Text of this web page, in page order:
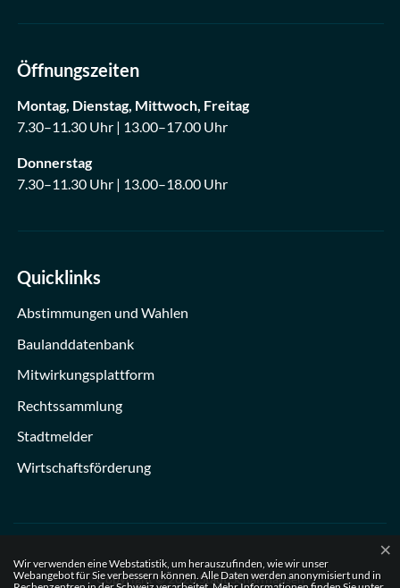
Öffnungszeiten
Montag, Dienstag, Mittwoch, Freitag
7.30–11.30 Uhr | 13.00–17.00 Uhr
Donnerstag
7.30–11.30 Uhr | 13.00–18.00 Uhr
Quicklinks
Abstimmungen und Wahlen
Baulanddatenbank
Mitwirkungsplattform
Rechtssammlung
Stadtmelder
Wirtschaftsförderung
Copyright © 2026 Stadt Schaffhausen
Webstatistik
Wir verwenden eine Webstatistik, um herauszufinden, wie wir unser
Webangebot für Sie verbessern können. Alle Daten werden anonymisiert und in
×